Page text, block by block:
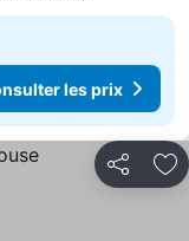
les prix
Partager